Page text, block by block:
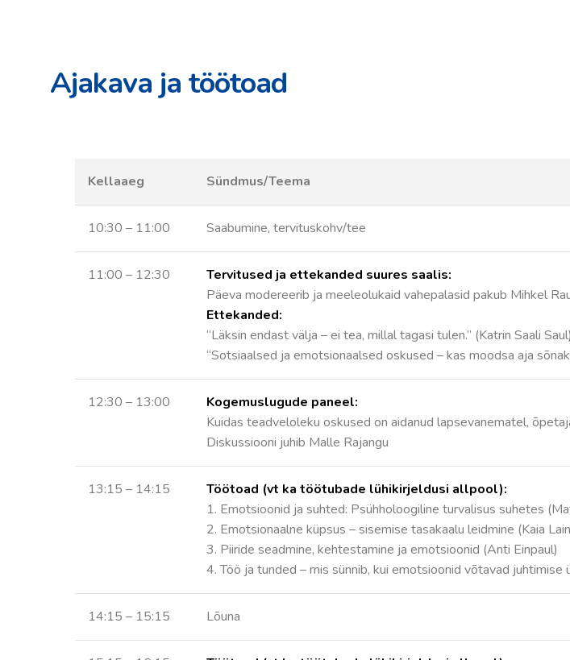
Ajakava ja töötoad
Kellaaeg Sündmus/Teema
10:30 – 11:00 Saabumine, tervituskohv/tee
11:00 – 12:30
Tervitused ja ettekanded suures saalis:
Päeva modereerib ja meeleolukaid vahepalasid pakub Mihkel
Ettekanded:
“Läksin endast välja – ei tea, millal tagasi tulen.” (Katrin Saali Saul)
“Sotsiaalsed ja emotsionaalsed oskused – kas moodsa aja
12:30 – 13:00
Kogemuslugude paneel:
Kuidas teadveloleku oskused on aidanud lapsevanematel,
Diskussiooni juhib Malle Rajangu
13:15 – 14:15
Töötoad (vt ka töötubade lühikirjeldusi allpool):
1. Emotsioonid ja suhted: Psühholoogiline turvalisus suhetes
2. Emotsionaalne küpsus – sisemise tasakaalu leidmine (Kaia
3. Piiride seadmine, kehtestamine ja emotsioonid (Anti Einpaul)
4. Töö ja tunded – mis sünnib, kui emotsioonid võtavad juhtimise
14:15 – 15:15 Lõuna